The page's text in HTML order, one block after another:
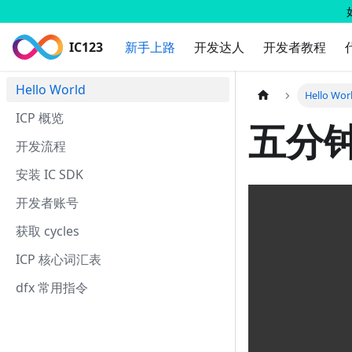
IC123 新手上路 开发达人 开发者教程
Hello World
ICP 概览
开发流程
安装 IC SDK
开发者账号
获取 cycles
ICP 核心词汇表
dfx 常用指令
Hello
五分